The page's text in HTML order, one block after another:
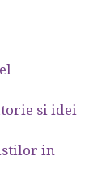
si idei
in